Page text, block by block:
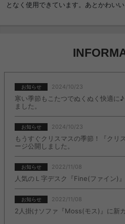
となく使用できています。あとかわいい
お知らせ 2024/10/23
寒い季節もこたつでぬくぬく快適に
ました。
お知らせ 2024/10/23
もうすぐクリスマスの季節！『クリ
ージ公開しました。
お知らせ 2022/11/08
人気のＬ字デスク『Fine(ファイン)
お知らせ 2022/11/08
2人掛けソファ『Moss(モス)』に新